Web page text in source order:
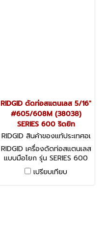
RIDGID ดัดท่อสแตนเลส 5/16"
#605/608M (38038)
SERIES 600 ริดยิท
RIDGID สินค้าของแท้ประเทศอเ
มริกา 38038
RIDGID เครื่องดัดท่อสแตนเลส
แบบมือโยก รุ่น SERIES 600
TUBE BENDER ถูกออกแบบมา
เพื่อใช้สำหรับดัดท่อสแตนเลส,
ไททาเนียม และท่อชนิดต่างๆ
เปรียบเทียบ